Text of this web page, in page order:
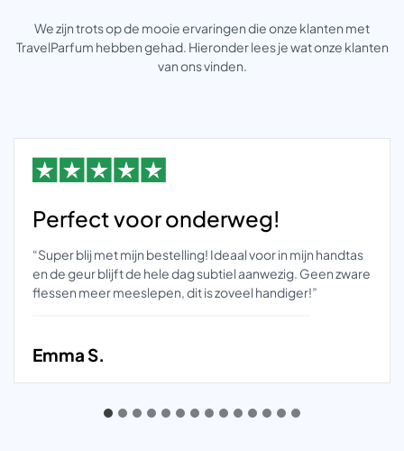
We zijn trots op de mooie ervaringen die onze klanten met
TravelParfum hebben gehad. Hieronder lees je wat onze klanten
van ons vinden.
Perfect voor onderweg!
“Super blij met mijn bestelling! Ideaal voor in mijn handtas
en de geur blijft de hele dag subtiel aanwezig. Geen zware
flessen meer meeslepen, dit is zoveel handiger!”
Emma S.